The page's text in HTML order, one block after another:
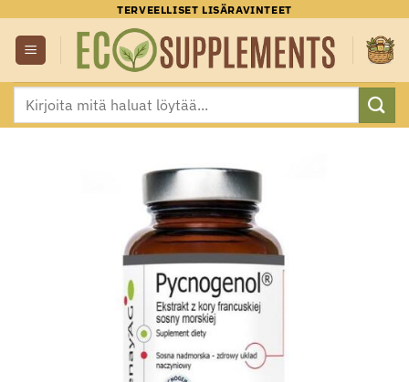
content
TERVEELLISET LISÄRAVINTEET
Etsi: